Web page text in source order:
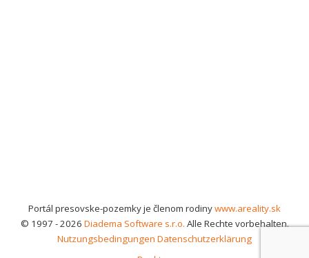
Portál presovske-pozemky je členom rodinywww.areality.sk
© 1997 - 2026 Diadema Software s.r.o. Alle Rechte vorbehalten.
Nutzungsbedingungen Datenschutzerklärung